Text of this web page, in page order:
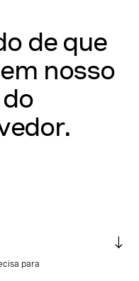
de que
nosso
para